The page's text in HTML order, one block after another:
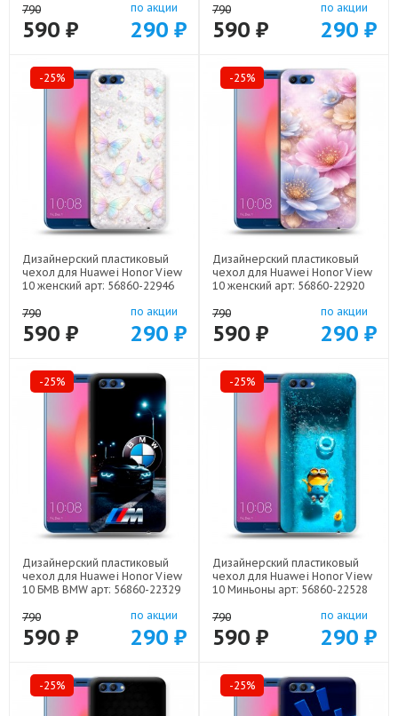
790
590 ₽
по акции
290 ₽
790
590 ₽
по акции
290 ₽
-25%
Дизайнерский пластиковый
чехол для Huawei Honor View
10 женский арт: 56860-22946
790
590 ₽
по акции
290 ₽
-25%
Дизайнерский пластиковый
чехол для Huawei Honor View
10 женский арт: 56860-22920
790
590 ₽
по акции
290 ₽
-25%
Дизайнерский пластиковый
чехол для Huawei Honor View
10 БМВ BMW арт: 56860-22329
790
590 ₽
по акции
290 ₽
-25%
Дизайнерский пластиковый
чехол для Huawei Honor View
10 Миньоны арт: 56860-22528
790
590 ₽
по акции
290 ₽
-25% -25%